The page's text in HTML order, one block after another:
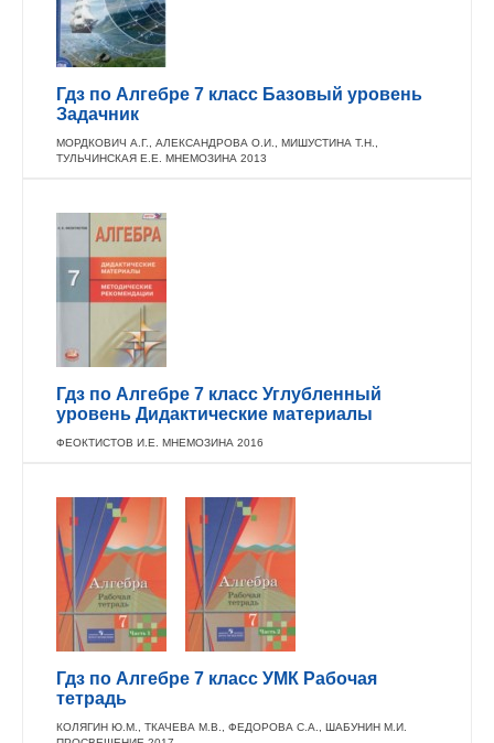
Гдз по Алгебре 7 класс Базовый уровень
Задачник
МОРДКОВИЧ А.Г., АЛЕКСАНДРОВА О.И., МИШУСТИНА Т.Н.,
ТУЛЬЧИНСКАЯ Е.Е. МНЕМОЗИНА 2013
Гдз по Алгебре 7 класс Углубленный
уровень Дидактические материалы
ФЕОКТИСТОВ И.Е. МНЕМОЗИНА 2016
Гдз по Алгебре 7 класс УМК Рабочая
тетрадь
КОЛЯГИН Ю.М., ТКАЧЕВА М.В., ФЕДОРОВА С.А., ШАБУНИН М.И.